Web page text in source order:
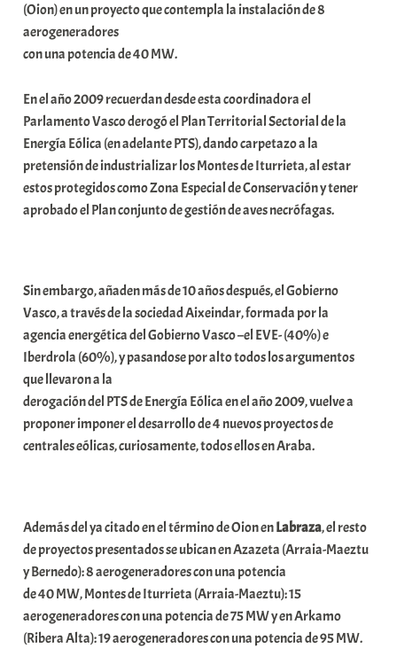
o
x
a
o
m
u
n
i
t
a
(Oion) en un proyecto que contempla la instalación de 8
aerogeneradores
con una potencia de 40 MW.
En el año 2009 recuerdan desde esta coordinadora el
Parlamento Vasco derogó el Plan Territorial Sectorial de la
Energía Eólica (en adelante PTS), dando carpetazo a la
pretensión de industrializar los Montes de Iturrieta, al estar
estos protegidos como Zona Especial de Conservación y tener
aprobado el Plan conjunto de gestión de aves necrófagas.
Sin embargo, añaden más de 10 años después, el Gobierno
Vasco, a través de la sociedad Aixeindar, formada por la
agencia energética del Gobierno Vasco –el EVE- (40%) e
Iberdrola (60%), y pasandose por alto todos los argumentos
que llevaron a la
derogación del PTS de Energía Eólica en el año 2009, vuelve a
proponer imponer el desarrollo de 4 nuevos proyectos de
centrales eólicas, curiosamente, todos ellos en Araba.
Además del ya citado en el término de Oion enLabraza, el resto
de proyectos presentados se ubican en Azazeta (Arraia-Maeztu
y Bernedo): 8 aerogeneradores con una potencia
de 40 MW, Montes de Iturrieta (Arraia-Maeztu): 15
aerogeneradores con una potencia de 75 MW y en Arkamo
(Ribera Alta): 19 aerogeneradores con una potencia de 95 MW.